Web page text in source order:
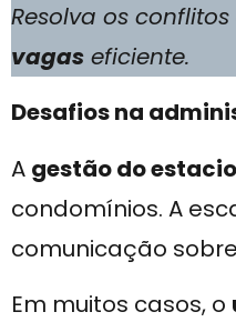
Resolva os
vagas eficiente.
Desafios na
A gestão do
condomínios. A
comunicação
Em muitos casos, o